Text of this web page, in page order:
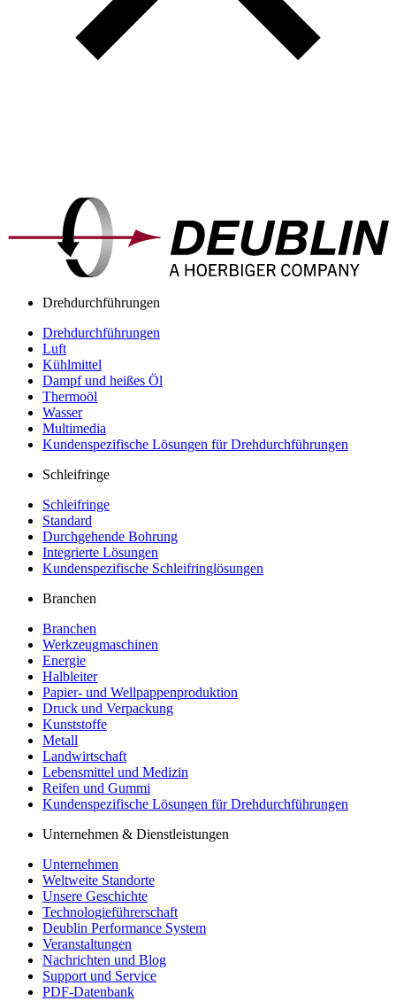
Drehdurchführungen
Drehdurchführungen
Luft
Kühlmittel
Dampf und heißes Öl
Thermoöl
Wasser
Multimedia
Kundenspezifische Lösungen für Drehdurchführungen
Schleifringe
Schleifringe
Standard
Durchgehende Bohrung
Integrierte Lösungen
Kundenspezifische Schleifringlösungen
Branchen
Branchen
Werkzeugmaschinen
Energie
Halbleiter
Papier- und Wellpappenproduktion
Druck und Verpackung
Kunststoffe
Metall
Landwirtschaft
Lebensmittel und Medizin
Reifen und Gummi
Kundenspezifische Lösungen für Drehdurchführungen
Unternehmen & Dienstleistungen
Unternehmen
Weltweite Standorte
Unsere Geschichte
Technologieführerschaft
Deublin Performance System
Veranstaltungen
Nachrichten und Blog
Support und Service
PDF-Datenbank